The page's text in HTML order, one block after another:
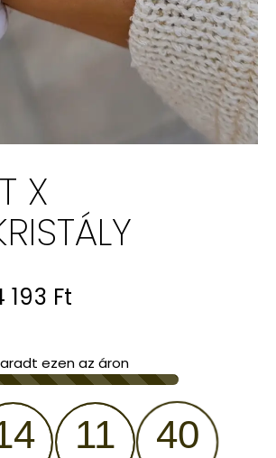
X
Ft.
193 Ft
is:
4
193 Ft.
ezen az áron
11 40